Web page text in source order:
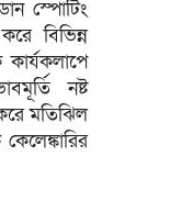
স্পোর্টিং
বিভিন্ন
নষ্ট
মতিঝিল